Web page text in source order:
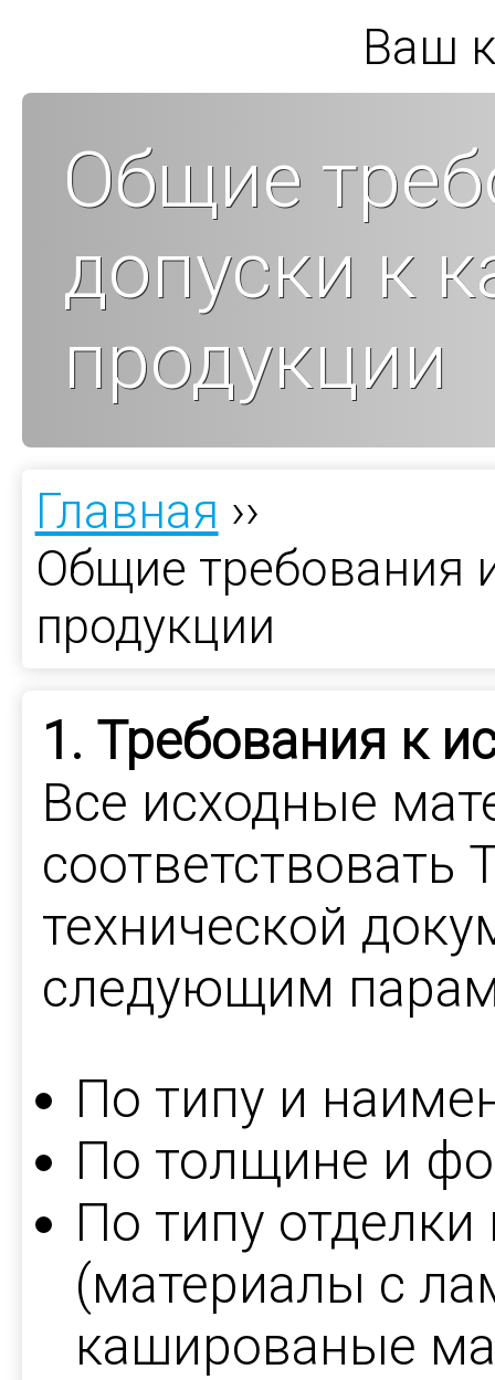
Ваш
Общие
допуски к
продукции
Главная ››
Общие требования
продукции
1. Требования к
Все исходные
соответствовать
технической
следующим
По типу и
По толщине и
По типу
(материалы с
кашированые